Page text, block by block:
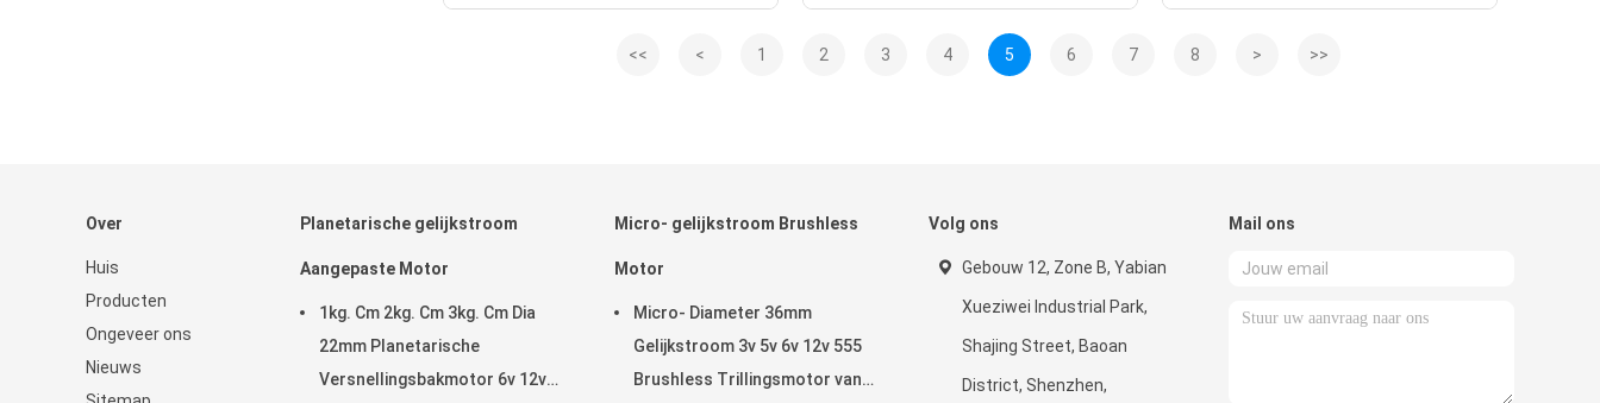
<< < 1 2 3 4 5 6 7 8 > >>
Over
Huis
Producten
Ongeveer ons
Nieuws
Planetarische gelijkstroom
Aangepaste Motor
1kg. Cm 2kg. Cm 3kg. Cm Dia
22mm Planetarische
Versnellingsbakmotor 6v 12v
Micro- gelijkstroom Brushless
Motor
Micro- Diameter 36mm
Gelijkstroom 3v 5v 6v 12v 555
Brushless Trillingsmotor van
Volg ons
Gebouw 12, Zone B, Yabian
Xueziwei Industrial Park,
Shajing Street, Baoan
District, Shenzhen,
Mail ons